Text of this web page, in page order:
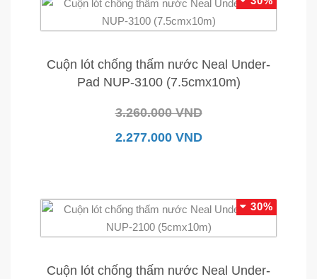
Cuộn lót chống thấm nước Neal Under-
Pad NUP-3100 (7.5cmx10m)
3.260.000 VND
2.277.000 VND
30%
Cuộn lót chống thấm nước Neal Under-